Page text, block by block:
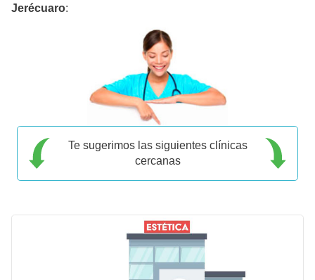
Jerécuaro:
Te sugerimos las siguientes clínicas
cercanas